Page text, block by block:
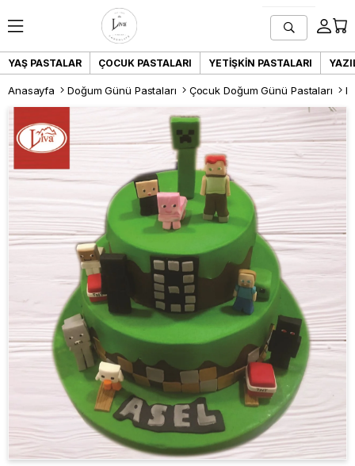
YAŞ PASTALAR ÇOCUK PASTALARI YETIŞKIN PASTALARI
Anasayfa Doğum Günü Pastaları Çocuk Doğum Günü Pastaları